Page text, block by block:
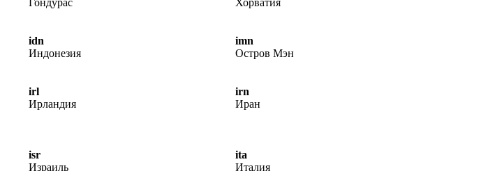
Гондурас
Хорватия
idn
Индонезия
imn
Остров Мэн
irl
Ирландия
irn
Иран
isr
Израиль
ita
Италия